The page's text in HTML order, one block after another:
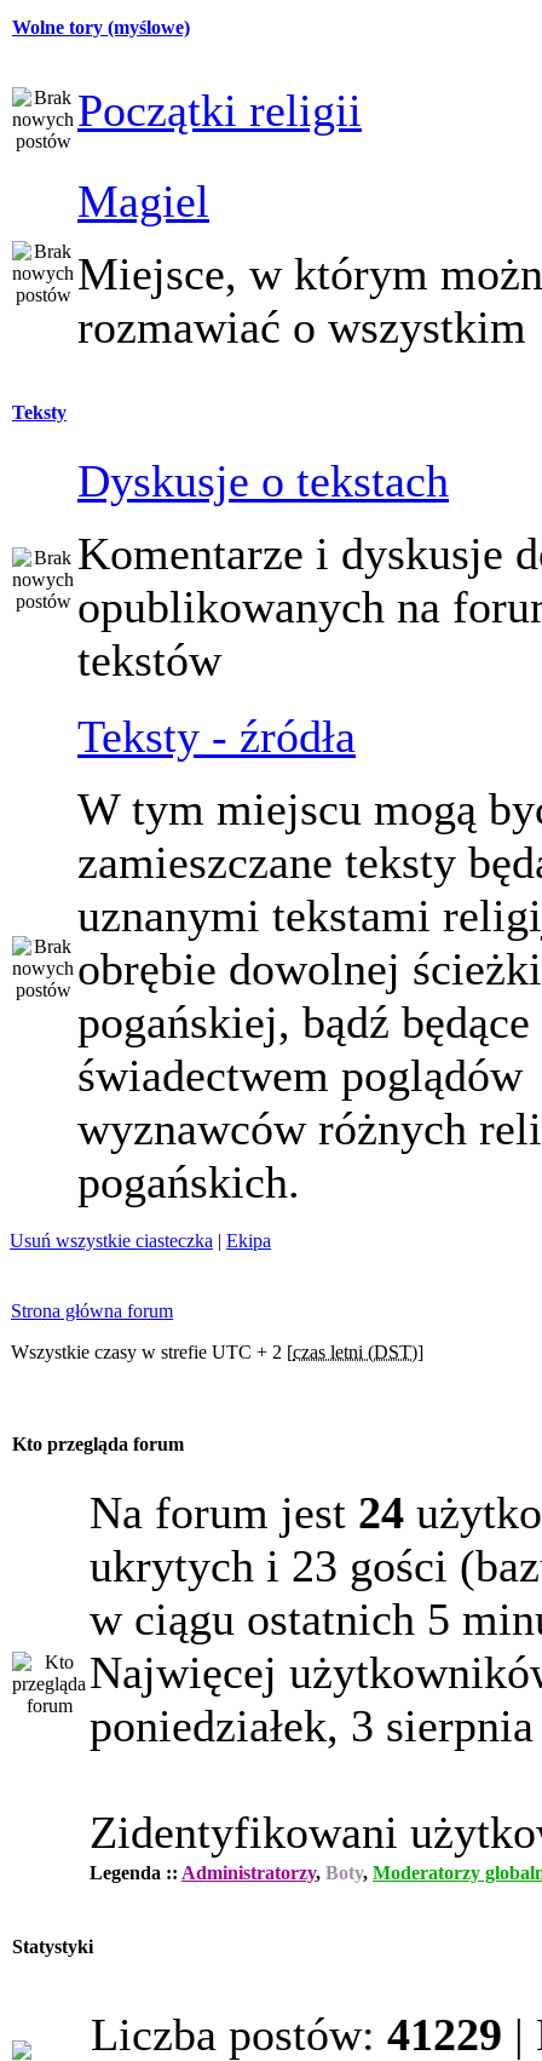
Wolne tory (myślowe)
Początki religii
Magiel
Miejsce, w którym
rozmawiać o wszystkim
Teksty
Dyskusje o tekstach
Komentarze i dyskusje
opublikowanych na
tekstów
Teksty - źródła
W tym miejscu mogą
zamieszczane teksty
uznanymi tekstami
obrębie dowolnej ścieżki
pogańskiej, bądź będące
świadectwem poglądów
wyznawców różnych
pogańskich.
Usuń wszystkie ciasteczka | Ekipa
Strona główna forum
Wszystkie czasy w strefie UTC + 2 [czas letni (DST)]
Kto przegląda forum
Na forum jest 24
ukrytych i 23 gości
w ciągu ostatnich 5
Najwięcej
poniedziałek, 3
Zidentyfikowani
Legenda :: Administratorzy, Boty, Moderatorzy
Statystyki
Liczba postów: 41229 |